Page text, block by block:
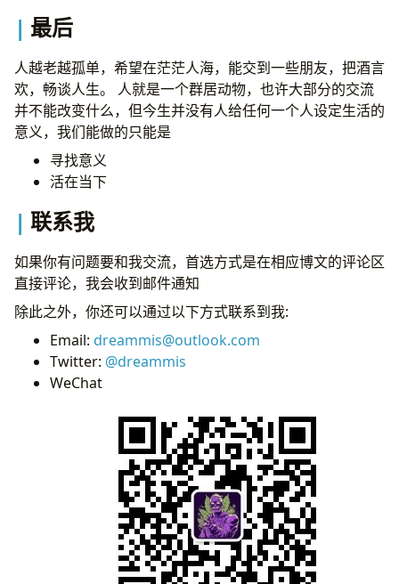
最后
人越老越孤单，希望在茫茫人海，能交到一些朋友，把酒言
欢，畅谈人生。 人就是一个群居动物，也许大部分的交流
并不能改变什么，但今生并没有人给任何一个人设定生活的
意义，我们能做的只能是
寻找意义
活在当下
联系我
如果你有问题要和我交流，首选方式是在相应博文的评论区
直接评论，我会收到邮件通知
除此之外，你还可以通过以下方式联系到我:
Email: dreammis@outlook.com
Twitter: @dreammis
WeChat